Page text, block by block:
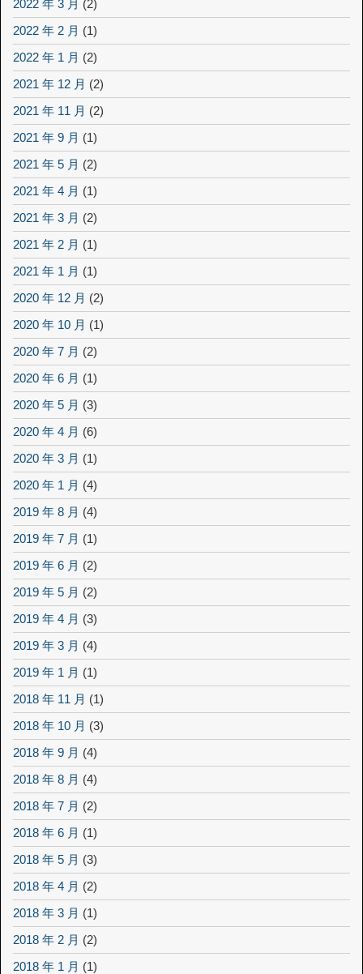
2022 年 3 月 (2)
2022 年 2 月 (1)
2022 年 1 月 (2)
2021 年 12 月 (2)
2021 年 11 月 (2)
2021 年 9 月 (1)
2021 年 5 月 (2)
2021 年 4 月 (1)
2021 年 3 月 (2)
2021 年 2 月 (1)
2021 年 1 月 (1)
2020 年 12 月 (2)
2020 年 10 月 (1)
2020 年 7 月 (2)
2020 年 6 月 (1)
2020 年 5 月 (3)
2020 年 4 月 (6)
2020 年 3 月 (1)
2020 年 1 月 (4)
2019 年 8 月 (4)
2019 年 7 月 (1)
2019 年 6 月 (2)
2019 年 5 月 (2)
2019 年 4 月 (3)
2019 年 3 月 (4)
2019 年 1 月 (1)
2018 年 11 月 (1)
2018 年 10 月 (3)
2018 年 9 月 (4)
2018 年 8 月 (4)
2018 年 7 月 (2)
2018 年 6 月 (1)
2018 年 5 月 (3)
2018 年 4 月 (2)
2018 年 3 月 (1)
2018 年 2 月 (2)
2018 年 1 月 (1)